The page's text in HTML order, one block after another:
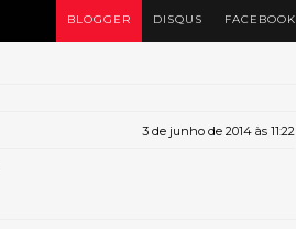
BLOGGER DISQUS FACEBOOK
3 de junho de 2014 às 11:22